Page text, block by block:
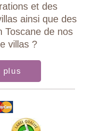
et des
ainsi que des
Toscane de nos
villas ?
plus